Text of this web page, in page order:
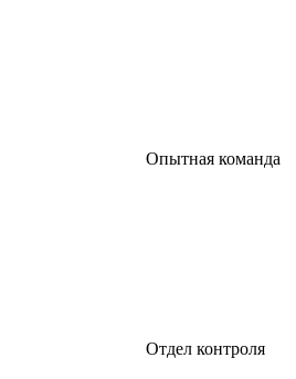
Опытная команда
Отдел контроля